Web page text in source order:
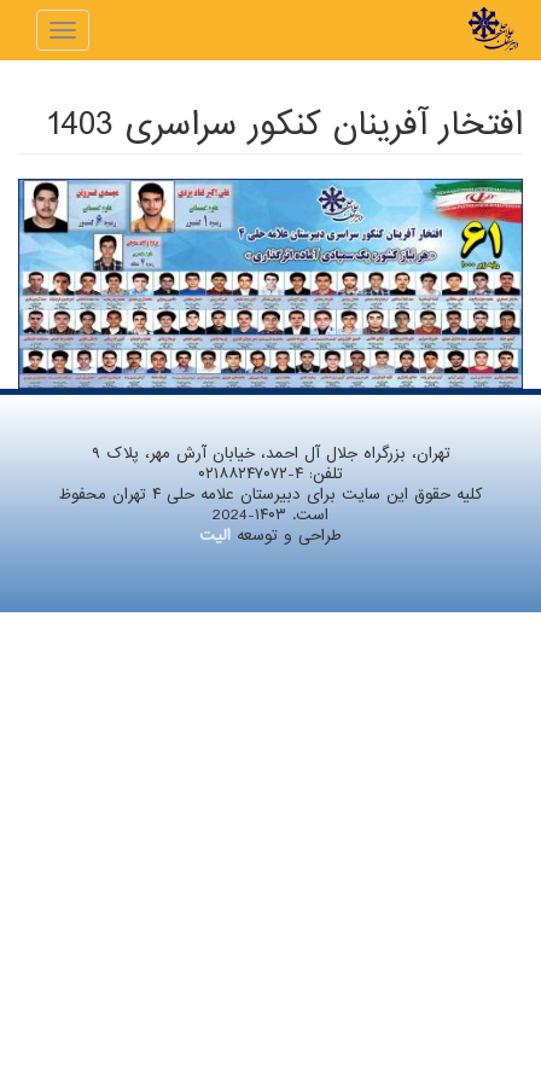
رفتن به محتوای اصلی
Toggle
افتخار آفرینان کنکور سراسری 1403
تهران، بزرگراه جلال آل احمد، خیابان آرش مهر، پلاک ۹
تلفن: ۰۲۱۸۸۲۴۷۰۷۲-۴
کلیه حقوق این سایت برای دبیرستان علامه حلی ۴ تهران محفوظ
است. ۱۴۰۳-2024
طراحی و توسعه الیت